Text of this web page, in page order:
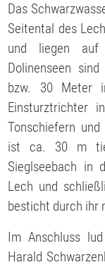
Das
Seitental des
und liegen
Dolinenseen
bzw. 30 Meter
Einsturztrichter
Tonschiefern
ist ca. 30 m
Sieglseebach in
Lech und
besticht durch ihr
Im Anschluss
Harald